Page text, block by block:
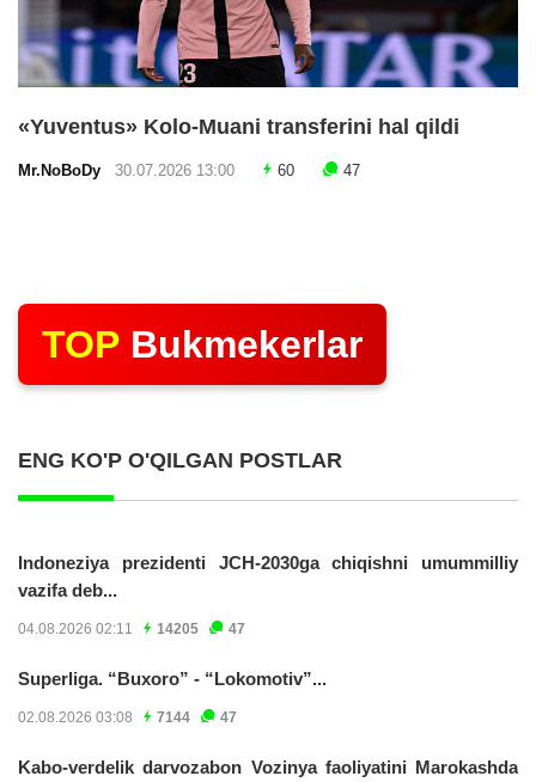
«Yuventus» Kolo-Muani transferini hal qildi
Mr.NoBoDy 30.07.2026 13:00 60 47
TOP Bukmekerlar
ENG KO'P O'QILGAN POSTLAR
Indoneziya prezidenti JCH-2030ga chiqishni umummilliy
vazifa deb...
04.08.2026 02:11 14205 47
Superliga. “Buxoro” - “Lokomotiv”...
02.08.2026 03:08 7144 47
Kabo-verdelik darvozabon Vozinya faoliyatini Marokashda